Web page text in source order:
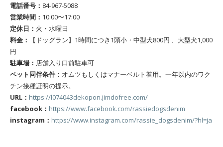
電話番号： 84-967-5088
営業時間： 10:00〜17:00
定休日： 火・水曜日
料金：
【ドッグラン】1時間につき1頭小・中型犬800円 、大型犬1,000
円
駐車場： 店舗入り口前駐車可
ペット同伴条件： オムツもしくはマナーベルト着用。一年以内のワク
チン接種証明の提示。
URL： https://l074043dekopon.jimdofree.com/
facebook： https://www.facebook.com/rassiedogsdenim
instagram： https://www.instagram.com/rassie_dogsdenim/?hl=ja